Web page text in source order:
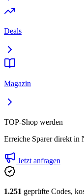
Deals
Magazin
TOP-Shop werden
Erreiche Sparer direkt in
Jetzt anfragen
1.251 geprüfte Codes,